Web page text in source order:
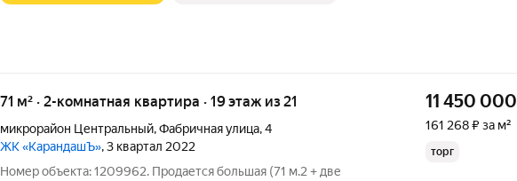
71 м² · 2-комнатная квартира · 19 этаж из 21
микрорайон Центральный,Фабричная улица,4
ЖК «КарандашЪ», 3 квартал 2022
Номер объекта: 1209962. Продается большая (71 м.2 + две
11 450 000
161 268 ₽ за м²
торг